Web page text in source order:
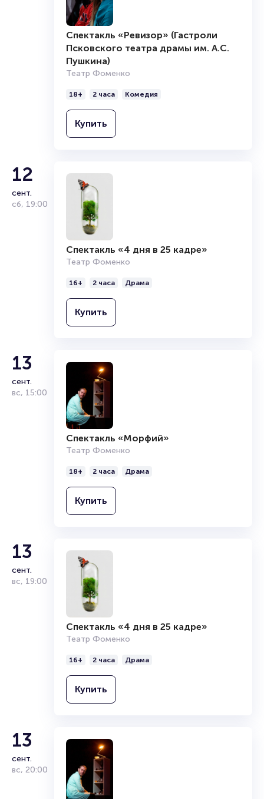
Спектакль «Ревизор» (Гастроли
Псковского театра драмы им. А.С.
Пушкина)
Театр Фоменко
18+ 2 часа Комедия
Купить
12
сент.
сб, 19:00
Спектакль «4 дня в 25 кадре»
Театр Фоменко
16+ 2 часа Драма
Купить
13
сент.
вс, 15:00
Спектакль «Морфий»
Театр Фоменко
18+ 2 часа Драма
Купить
13
сент.
вс, 19:00
Спектакль «4 дня в 25 кадре»
Театр Фоменко
16+ 2 часа Драма
Купить
13
сент.
вс, 20:00